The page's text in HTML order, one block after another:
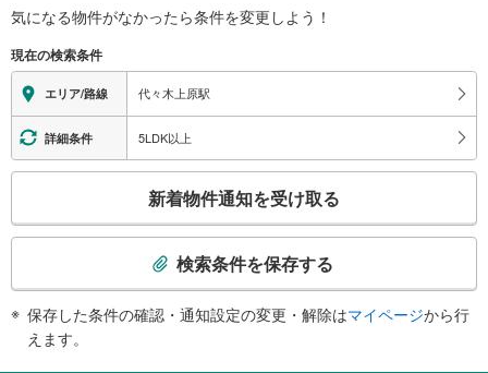
西原３丁目、元代々木町方面
上原１～３丁目方面
南口２
上原１～２丁目方面
東口
西原１～３丁目・上原１丁目、元代々木町方面
※段差なしでの移動経路
【小田急電鉄】【東京メトロ】：○
（※上記２社の駅は共同）
エレベータ
・各ホーム⇔改札
・改札⇔北口
・改札⇔南口
・改札⇔出口方面
トイレ
・改札内
スロープ
・東口
その他
気になる物件がなかったら条件を変更しよう！
現在の検索条件
エリア/路線 代々木上原駅
詳細条件 5LDK以上
検
新着物件通知を受け取る
検索条件を保存する
保存した条件の確認・通知設定の変更・解除はマイページから行
えます。